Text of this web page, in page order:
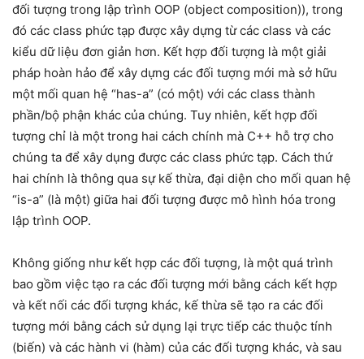
đối tượng trong lập trình OOP (object composition)), trong
đó các class phức tạp được xây dựng từ các class và các
kiểu dữ liệu đơn giản hơn. Kết hợp đối tượng là một giải
pháp hoàn hảo để xây dựng các đối tượng mới mà sở hữu
một mối quan hệ “has-a” (có một) với các class thành
phần/bộ phận khác của chúng. Tuy nhiên, kết hợp đối
tượng chỉ là một trong hai cách chính mà C++ hỗ trợ cho
chúng ta để xây dụng được các class phức tạp. Cách thứ
hai chính là thông qua sự kế thừa, đại diện cho mối quan hệ
“is-a” (là một) giữa hai đối tượng được mô hình hóa trong
lập trình OOP.
Không giống như kết hợp các đối tượng, là một quá trình
bao gồm việc tạo ra các đối tượng mới bằng cách kết hợp
và kết nối các đối tượng khác, kế thừa sẽ tạo ra các đối
tượng mới bằng cách sử dụng lại trực tiếp các thuộc tính
(biến) và các hành vi (hàm) của các đối tượng khác, và sau